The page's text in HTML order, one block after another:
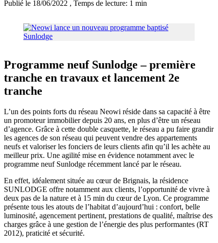
Publié le 18/06/2022 , Temps de lecture: 1 min
Programme neuf Sunlodge – première
tranche en travaux et lancement 2e
tranche
L’un des points forts du réseau Neowi réside dans sa capacité à être
un promoteur immobilier depuis 20 ans, en plus d’être un réseau
d’agence. Grâce à cette double casquette, le réseau a pu faire grandir
les agences de son réseau qui peuvent vendre des appartements
neufs et valoriser les fonciers de leurs clients afin qu’il les achète au
meilleur prix. Une agilité mise en évidence notamment avec le
programme neuf Sunlodge récemment lancé par le réseau.
En effet, idéalement située au cœur de Brignais, la résidence
SUNLODGE offre notamment aux clients, l’opportunité de vivre à
deux pas de la nature et à 15 min du cœur de Lyon. Ce programme
présente tous les atouts de l’habitat d’aujourd’hui : confort, belle
luminosité, agencement pertinent, prestations de qualité, maîtrise des
charges grâce à une gestion de l’énergie des plus performantes (RT
2012), praticité et sécurité.